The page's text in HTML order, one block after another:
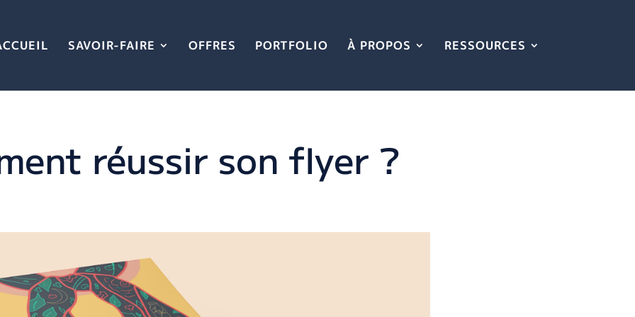
SAVOIR-FAIRE OFFRES PORTFOLIO À PROPOS RESSOURCES
réussir son flyer ?